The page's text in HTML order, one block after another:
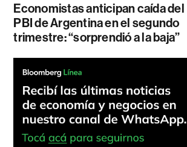
Economistas anticipan caída del
PBI de Argentina en el segundo
trimestre: “sorprendió a la baja”